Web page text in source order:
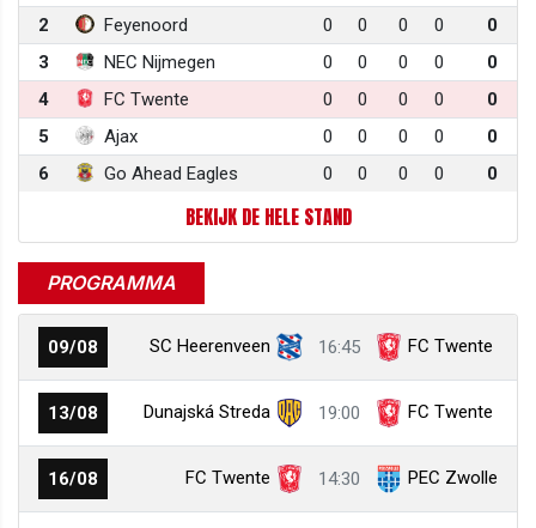
2
Feyenoord 0 0 0 0
0
3
NEC Nijmegen 0 0 0 0
0
4
FC Twente 0 0 0 0
0
5
Ajax 0 0 0 0
0
6
Go Ahead Eagles 0 0 0 0 0
BEKIJK DE HELE STAND
PROGRAMMA
09/08 SC Heerenveen 16:45 FC Twente
13/08 Dunajská Streda 19:00 FC Twente
16/08 FC Twente 14:30 PEC Zwolle